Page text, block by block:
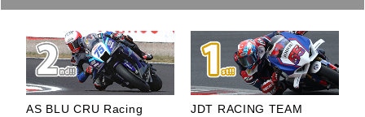
手/Team
Flembbo-Pilote
Moto
AS BLU CRU Racing
JDT RACING TEAM